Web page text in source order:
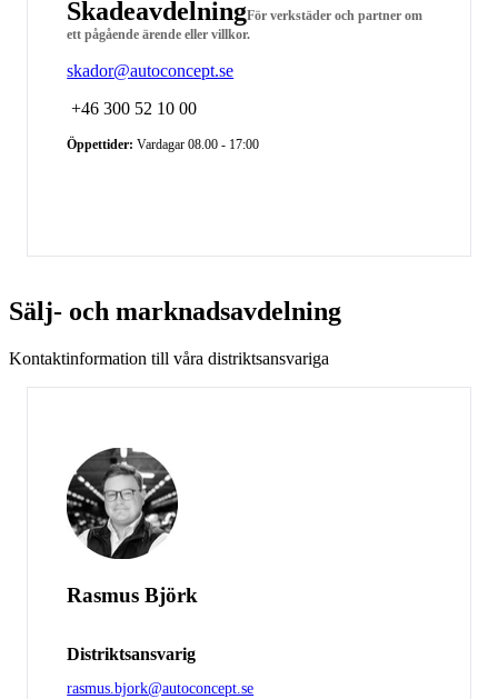
SkadeavdelningFör verkstäder och partner om
ett pågående ärende eller villkor.
skador@autoconcept.se
+46 300 52 10 00
Öppettider: Vardagar 08.00 - 17:00
Sälj- och marknadsavdelning
Kontaktinformation till våra distriktsansvariga
Rasmus Björk
Distriktsansvarig
rasmus.bjork@autoconcept.se